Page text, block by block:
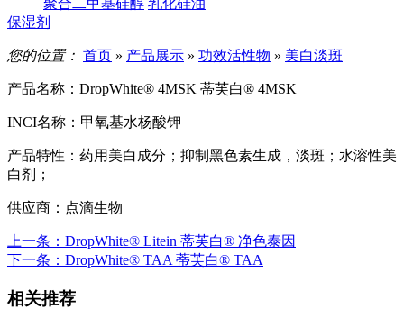
聚合二甲基硅醇 乳化硅油
保湿剂
您的位置： 首页 » 产品展示 » 功效活性物 » 美白淡斑
产品名称： DropWhite® 4MSK 蒂芙白® 4MSK
INCI名称： 甲氧基水杨酸钾
产品特性： 药用美白成分；抑制黑色素生成，淡斑；水溶性美
白剂；
供应商： 点滴生物
上一条 ：DropWhite® Litein 蒂芙白® 净色泰因
下一条 ：DropWhite® TAA 蒂芙白® TAA
相关推荐